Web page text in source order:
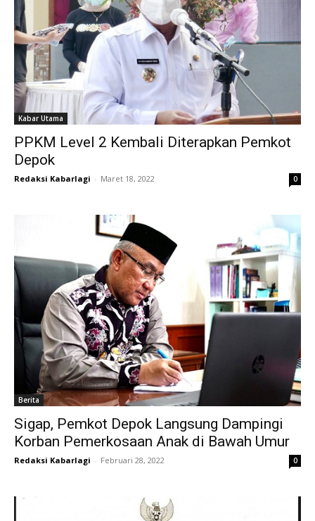
Kabar Utama
PPKM Level 2 Kembali Diterapkan Pemkot
Depok
Redaksi Kabarlagi - Maret 18, 2022 0
Berita
Sigap, Pemkot Depok Langsung Dampingi
Korban Pemerkosaan Anak di Bawah Umur
Redaksi Kabarlagi - Februari 28, 2022 0